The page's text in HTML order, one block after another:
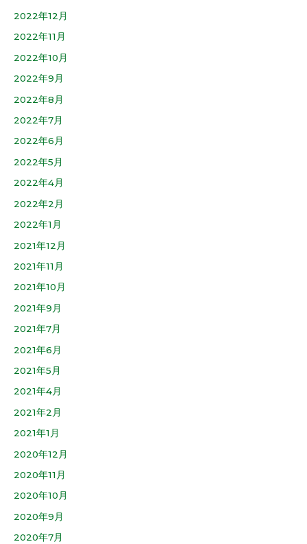
2022年12月
2022年11月
2022年10月
2022年9月
2022年8月
2022年7月
2022年6月
2022年5月
2022年4月
2022年2月
2022年1月
2021年12月
2021年11月
2021年10月
2021年9月
2021年7月
2021年6月
2021年5月
2021年4月
2021年2月
2021年1月
2020年12月
2020年11月
2020年10月
2020年9月
2020年7月